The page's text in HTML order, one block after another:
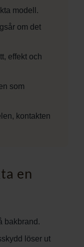
modell.
om det
effekt och
som
kontakten
en
bakbrand.
löser ut